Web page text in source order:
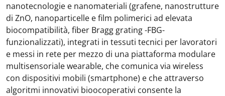
nanotecnologie e nanomateriali (grafene, nanostrutture
di ZnO, nanoparticelle e film polimerici ad elevata
biocompatibilità, fiber Bragg grating -FBG-
funzionalizzati), integrati in tessuti tecnici per lavoratori
e messi in rete per mezzo di una piattaforma modulare
multisensoriale wearable, che comunica via wireless
con dispositivi mobili (smartphone) e che attraverso
algoritmi innovativi bioocoperativi consente la